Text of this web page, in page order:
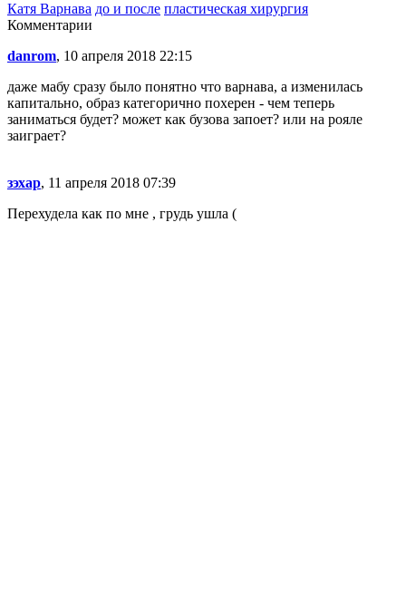
Катя Варнава до и после пластическая хирургия
Комментарии
danrom, 10 апреля 2018 22:15
даже мабу сразу было понятно что варнава, а изменилась
капитально, образ категорично похерен - чем теперь
заниматься будет? может как бузова запоет? или на рояле
заиграет?
зэхар, 11 апреля 2018 07:39
Перехудела как по мне , грудь ушла (